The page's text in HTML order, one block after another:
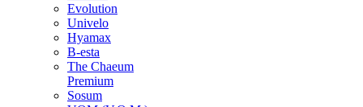
Evolution
Univelo
Hyamax
B-esta
The Chaeum
Premium
Sosum